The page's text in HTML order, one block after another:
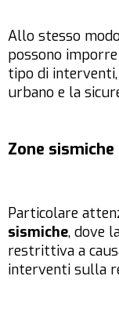
Allo stesso
possono
tipo di
urbano e la
Zone
Particolare
sismiche, dove
restrittiva a
interventi sulla